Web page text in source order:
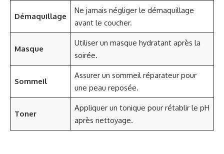
Démaquillage
Ne jamais négliger le démaquillage
avant le coucher.
Masque
Utiliser un masque hydratant après la
soirée.
Sommeil
Assurer un sommeil réparateur pour
une peau reposée.
Toner
Appliquer un tonique pour rétablir le pH
après nettoyage.